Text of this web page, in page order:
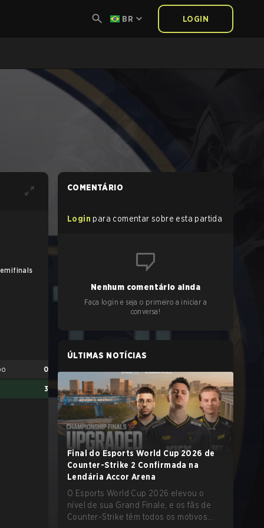
BR LOGIN
UB Final
0
3
Clem 4
trigger 2
COMENTÁRIO
Login para comentar sobre esta partida
Nenhum comentário ainda
Faça login e seja o primeiro a iniciar a
conversa!
ÚLTIMAS NOTÍCIAS
Final do Esports World Cup 2026 de
Counter-Strike 2 Confirmada na
Lendária Accor Arena
O Esports World Cup 2026 elevou o
nível de sua Grand Finale, e os fãs de
Counter-Strike têm todos os motivos